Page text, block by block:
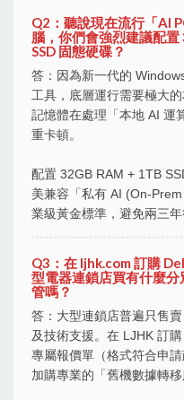
Q2：聽說現在流行「AI
腦，你們會強烈建議配
SSD 固態硬碟？
答：因為新一代的
工具，底層運行需要極大
記憶體在處理「本地 AI 運
重卡頓。
配置 32GB RAM + 1TB
美兼容「私有 AI (On-
業級黃金標準，避免兩三
Q3：在 ljhk.com 訂購
型電器連鎖店買有什麼
管嗎？
答：大型連鎖店普遍只售
及技術支援。在 LJHK 訂
專屬報價單（格式符合申
加購專業的「舊機數據轉移